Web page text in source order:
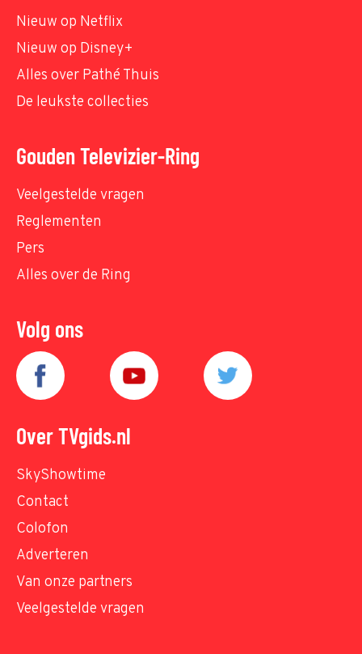
Nieuw op Netflix
Nieuw op Disney+
Alles over Pathé Thuis
De leukste collecties
Gouden Televizier-Ring
Veelgestelde vragen
Reglementen
Pers
Alles over de Ring
Volg ons
Over TVgids.nl
SkyShowtime
Contact
Colofon
Adverteren
Van onze partners
Veelgestelde vragen